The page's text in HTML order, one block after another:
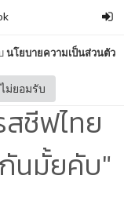
นโยบายความเป็นส่วนตัว
ไม่ยอมรับ-
สชีฟไทย
นมั้ยคับ"